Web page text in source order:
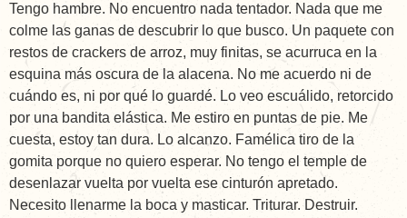
Tengo hambre. No encuentro nada tentador. Nada que me
colme las ganas de descubrir lo que busco. Un paquete con
restos de crackers de arroz, muy finitas, se acurruca en la
esquina más oscura de la alacena. No me acuerdo ni de
cuándo es, ni por qué lo guardé. Lo veo escuálido, retorcido
por una bandita elástica. Me estiro en puntas de pie. Me
cuesta, estoy tan dura. Lo alcanzo. Famélica tiro de la
gomita porque no quiero esperar. No tengo el temple de
desenlazar vuelta por vuelta ese cinturón apretado.
Necesito llenarme la boca y masticar. Triturar. Destruir.